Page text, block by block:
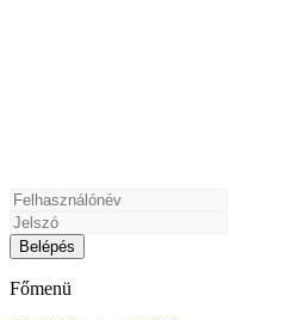
Főmenü